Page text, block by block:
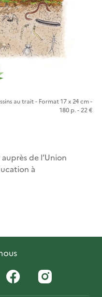
au trait - Format 17 x 24 cm -
180 p. - 22 €
de l’Union
à